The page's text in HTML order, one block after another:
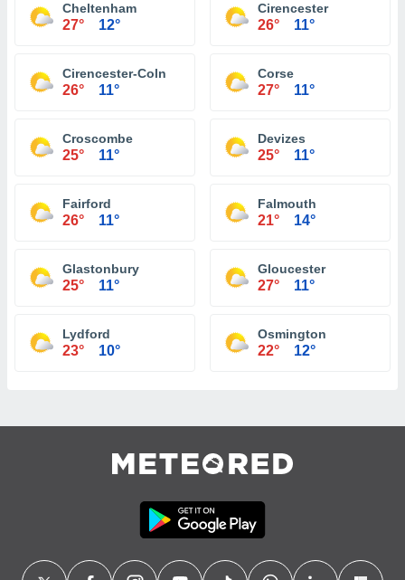
Cheltenham
27° 12°
Cirencester
26° 11°
Cirencester-Coln
26° 11°
Corse
27° 11°
Croscombe
25° 11°
Devizes
25° 11°
Fairford
26° 11°
Falmouth
21° 14°
Glastonbury
25° 11°
Gloucester
27° 11°
Lydford
23° 10°
Osmington
22° 12°